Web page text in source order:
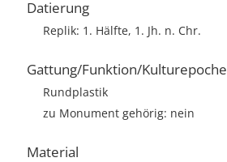
Datierung
Replik: 1. Hälfte, 1. Jh. n. Chr.
Gattung/Funktion/Kulturepoche
Rundplastik
zu Monument gehörig: nein
Material